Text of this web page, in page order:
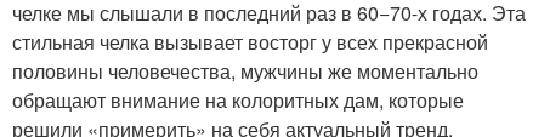
челке мы слышали в последний раз в 60−70-х годах. Эта
стильная челка вызывает восторг у всех прекрасной
половины человечества, мужчины же моментально
обращают внимание на колоритных дам, которые
решили «примерить» на себя актуальный тренд.